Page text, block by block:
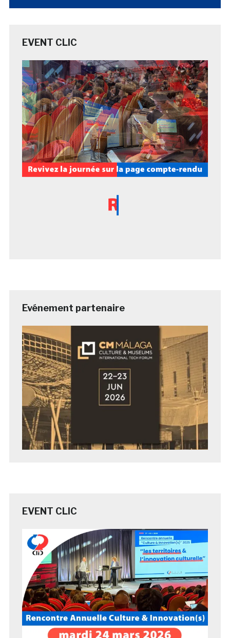
EVENT CLIC
Evénement partenaire
EVENT CLIC